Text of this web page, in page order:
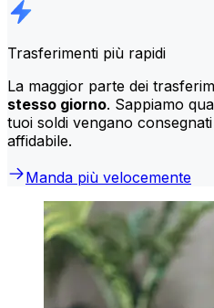
Trasferimenti più rapidi
La maggior parte dei
stesso giorno. Sappiamo
tuoi soldi vengano
affidabile.
Manda più velocemente